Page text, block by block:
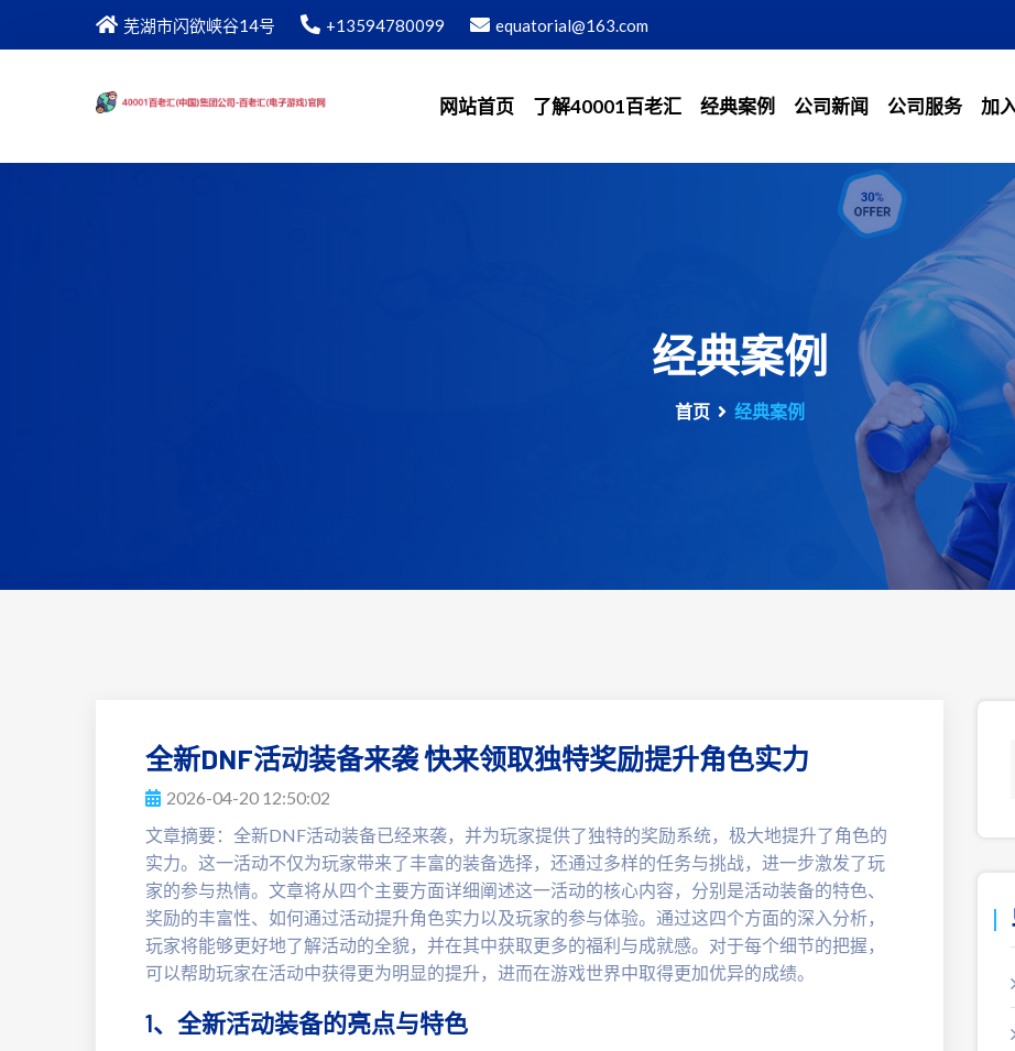
芜湖市闪欲峡谷14号 +13594780099 equatorial@163.com
网站首页 了解40001百老汇 经典案例 公司新闻 公司服务 加
经典案例
首页 经典案例
全新DNF活动装备来袭 快来领取独特奖励提升角色实力
2026-04-20 12:50:02
文章摘要：全新DNF活动装备已经来袭，并为玩家提供了独特的奖励系统，极大地提升了角色的
实力。这一活动不仅为玩家带来了丰富的装备选择，还通过多样的任务与挑战，进一步激发了玩
家的参与热情。文章将从四个主要方面详细阐述这一活动的核心内容，分别是活动装备的特色、
奖励的丰富性、如何通过活动提升角色实力以及玩家的参与体验。通过这四个方面的深入分析，
玩家将能够更好地了解活动的全貌，并在其中获取更多的福利与成就感。对于每个细节的把握，
可以帮助玩家在活动中获得更为明显的提升，进而在游戏世界中取得更加优异的成绩。
1、全新活动装备的亮点与特色